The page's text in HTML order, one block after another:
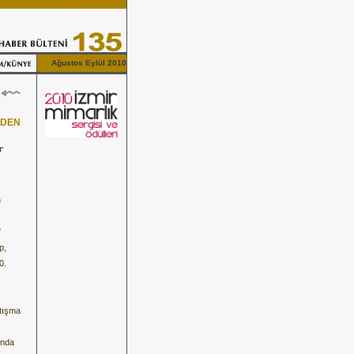
Ağustos Eylül 2010